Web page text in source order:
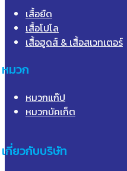
เสื้อยืด
เสื้อโปโล
เสื้อฮูดส์ & เสื้อสเวทเตอร์
หมวก
หมวกแก๊ป
หมวกบัคเก็ต
เกี่ยวกับบริษัท